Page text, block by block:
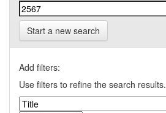
Start a new search
Add filters:
Use filters to refine the search results.